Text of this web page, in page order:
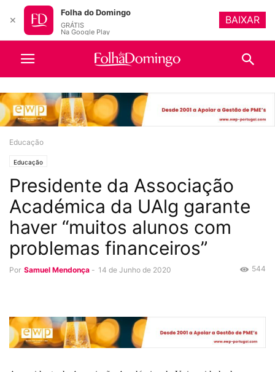
Educação
Educação
Presidente da Associação
Académica da UAlg garante
haver “muitos alunos com
problemas financeiros”
Por Samuel Mendonça - 14 de Junho de 2020 544
✕
Folha do Domingo
GRÁTIS
Na Google Play
BAIXAR